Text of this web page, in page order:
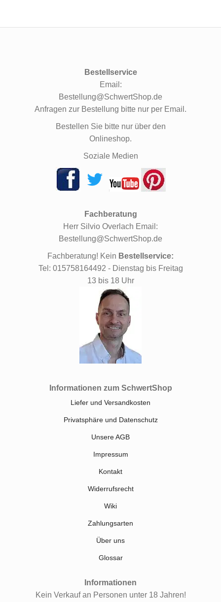
Bestellservice
Email:
Bestellung@SchwertShop.de
Anfragen zur Bestellung bitte nur per Email.
Bestellen Sie bitte nur über den
Onlineshop.
Soziale Medien
Fachberatung
Herr Silvio Overlach Email:
Bestellung@SchwertShop.de
Fachberatung! Kein Bestellservice:
Tel: 015758164492 - Dienstag bis Freitag
13 bis 18 Uhr
Informationen zum SchwertShop
Liefer und Versandkosten
Privatsphäre und Datenschutz
Unsere AGB
Impressum
Kontakt
Widerrufsrecht
Wiki
Zahlungsarten
Über uns
Glossar
Informationen
Kein Verkauf an Personen unter 18 Jahren!